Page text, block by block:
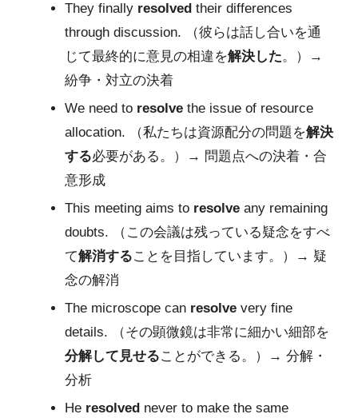
They finally resolved their differences
through discussion. （彼らは話し合いを通
じて最終的に意見の相違を解決した。）→
紛争・対立の決着
We need to resolve the issue of resource
allocation. （私たちは資源配分の問題を解決
する必要がある。）→ 問題点への決着・合
意形成
This meeting aims to resolve any remaining
doubts. （この会議は残っている疑念をすべ
て解消することを目指しています。）→ 疑
念の解消
The microscope can resolve very fine
details. （その顕微鏡は非常に細かい細部を
分解して見せることができる。）→ 分解・
分析
He resolved never to make the same